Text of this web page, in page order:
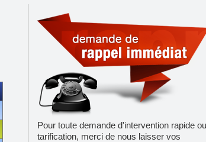
Pour toute demande d'intervention rapide ou
tarification, merci de nous laisser vos